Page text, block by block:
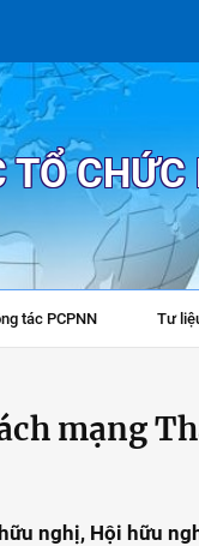
TỔ
tác PCPNN Tư
mạng
nghị, Hội hữu